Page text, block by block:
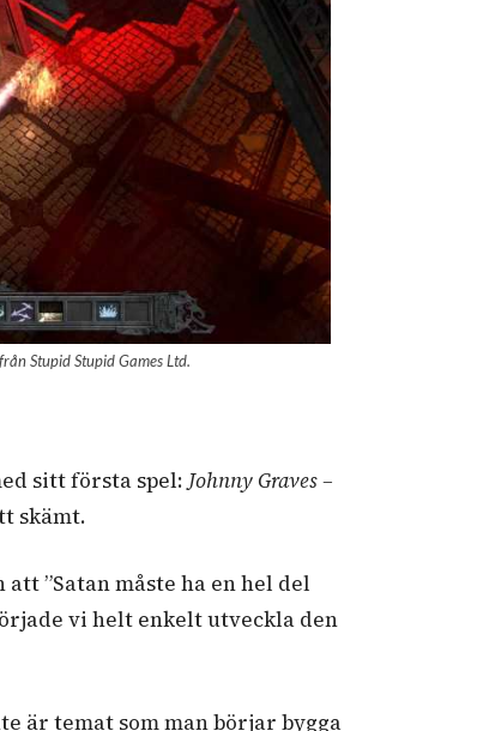
Stupid Stupid Games Ltd.
sitt första spel: Johnny Graves –
skämt.
”Satan måste ha en hel del
vi helt enkelt utveckla den
är temat som man börjar bygga